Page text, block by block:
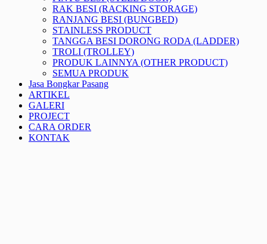
RAK BESI (RACKING STORAGE)
RANJANG BESI (BUNGBED)
STAINLESS PRODUCT
TANGGA BESI DORONG RODA (LADDER)
TROLI (TROLLEY)
PRODUK LAINNYA (OTHER PRODUCT)
SEMUA PRODUK
Jasa Bongkar Pasang
ARTIKEL
GALERI
PROJECT
CARA ORDER
KONTAK